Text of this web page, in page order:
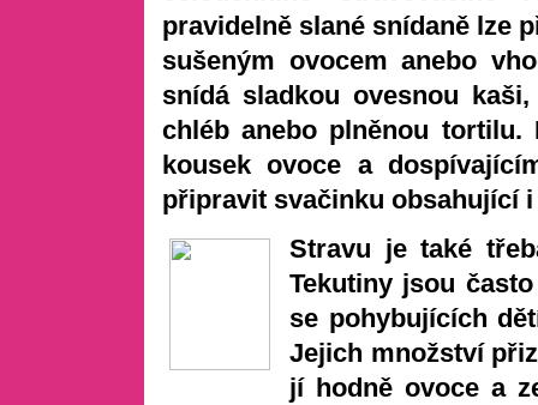
pravidelně slané snídaně lze
sušeným ovocem anebo
snídá sladkou ovesnou
chléb anebo plněnou
kousek ovoce a
připravit svačinku obsahující
Stravu je také
Tekutiny jsou
se pohybujících
Jejich množství
jí hodně ovoce a